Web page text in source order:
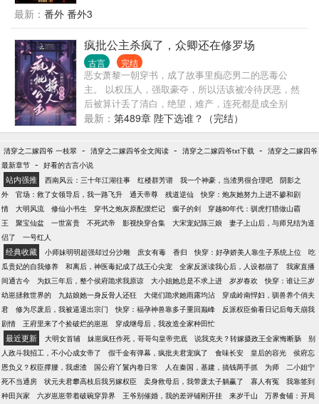
去！”霸气重生的皇后凉凉和不良少年谢小候爷，男女
主身心干净，强强联手，宠文一对一。请各位小天使
多多支持哦~
大，抓鬼算卦看风水看病样样精通，从此，京城热闹
给国库赚点银子，从此，大秦越发的强大起来，之前
的颓势消失得一干二净。
最新： 番外 番外3
疯批公主杀疯了，众卿还在修罗场
古言 完结
恶女萧黎一朝穿书，成了故事里痴恋男二的恶毒公
主。 以权压人，强取豪夺，所以活该被冷待厌恶，然
后被算计丢了清白，绝望，难产，连死都是成全别
人。 笑死，这窝囊的剧情她了忍不了一点儿。 ???掀
桌，休夫！大不了拉着大家一起死！ ???疯批公主脚
踹驸马，刀砍王妃，撒泼、发癫，人人避之不及。
???后来： 可怜的世家公子被她抓住欺负到泪眼朦
胧。 阴鸷狠戾的掌印大监虔诚跪地为她穿鞋。 ???年
轻俊美的状元郎是她指点天下的笔。 威武高大的战神
将军是她所向披靡的刀。 ?? 终于，大权在握，君临天
下。 她生来尊贵，从不是任何人的配角。 ???女帝
文，爽文，有感情线，有孩子，但男的都没有名分。
最新： 第489章 陛下选谁？（完结）
清穿之二嫁四爷 一枝翠 - 清穿之二嫁四爷全文阅读 - 清穿之二嫁四爷txt下载 - 清穿之二嫁四爷
最新章节 - 好看的古言小说
站内强推 西南风云：三十年江湖往事 红楼群芳谱 我一个神豪，当渣男很合理吧
阴影之
外
官场：救了女领导后，我一路飞升 通天帝尊 残道逆仙
快穿：炮灰她努力上进不掺和剧
情
大明风流 修仙小书生 穿书之炮灰原配摆烂记 瘸子的剑
穿越80年代：驯虎打猎做山霸
王
聚宝仙盆 一世富贵 不死武帝 影视快穿合集 大宋宠妃陈三娘
妻子上山后，与师兄结为道
侣了
一号红人
经典收藏 小师妹明明超强却过分沙雕 庶女有毒 香归 快穿：好孕娇美人靠生子系统上位
吃
瓜贵妃的自我修养
和离后，神医毒妃成了战王心尖宠 全家反派读我心后，人设都崩了
我家直播
间通古今
为奴三年后，整个侯府跪求我原谅 大小姐她总是不求上进 岁岁春欢
快穿：谁让三岁
幼崽拯救世界的
九姑娘她一身反骨人还狂 大佬们跪求她雨露均沾
穿成岭南悍妇，驯兽养个俏夫
君
修为尽废后，我被逼退出宗门 快穿：福孕神兽靠多子重回巅峰
反派权臣偷看日记后每天崩我
剧情
王府里来了个捡破烂的崽崽 穿成继母后，我改造全家种田忙
最近更新 大明女首辅 妹崽疯狂作死，哥哥勾皇帝兜底 说我克夫？转嫁摄政王全家悔断肠
别
人政斗我招工，不小心成女帝了
假千金有弹幕，疯批夫君宠疯了 食味长安 皇后的容光
侯府忘
恩负义？权臣撑腰，我虐渣
国公府丫鬟内卷日常 人在秦国，基建，搞钱两手抓 为师
二小姐宁
死不当通房
状元夫君攀高枝后我另嫁权臣 卖身救母后，我带废太子躺赢了 寡人有冤
我靠签到
种田兴家
六岁崽崽带着破碗穿异界 王爷别催婚，我的差评铺刚开挂 来岁千山
万界食铺：开局